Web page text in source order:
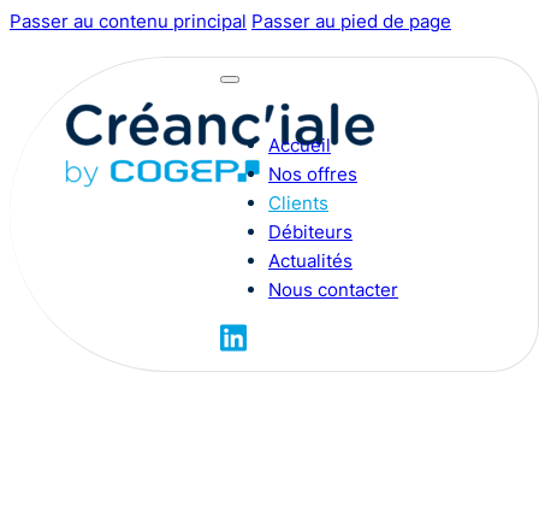
Passer au contenu principal Passer au pied de page
Accueil
Nos offres
Clients
Débiteurs
Actualités
Nous contacter